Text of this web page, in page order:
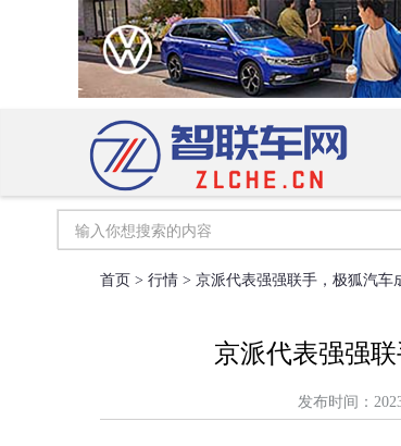
首页 > 行情 > 京派代表强强联手，极狐汽车
京派代表强强
发布时间：